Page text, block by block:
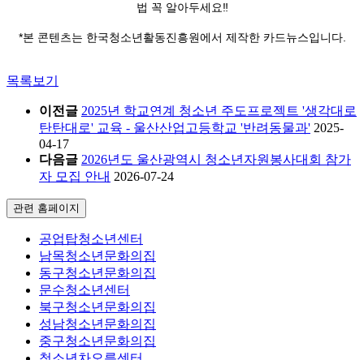
법 꼭 알아두세요‼
*본 콘텐츠는 한국청소년활동진흥원에서 제작한 카드뉴스입니다.
목록보기
이전글 2025년 학교연계 청소년 주도프로젝트 '생각대로
탄탄대로' 교육 - 울산산업고등학교 '반려동물과' 2025-
04-17
다음글 2026년도 울산광역시 청소년자원봉사대회 참가
자 모집 안내 2026-07-24
관련 홈페이지
공업탑청소년센터
남목청소년문화의집
동구청소년문화의집
문수청소년센터
북구청소년문화의집
성남청소년문화의집
중구청소년문화의집